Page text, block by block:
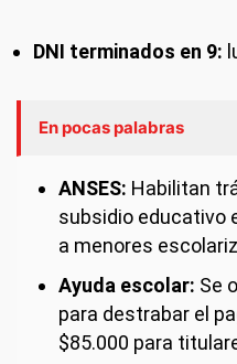
DNI terminados en 9:
En pocas palabras
ANSES: Habilitan
subsidio educativo
a menores
Ayuda escolar: Se
para destrabar el
$85.000 para